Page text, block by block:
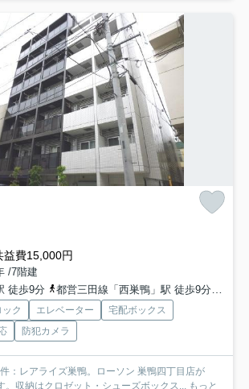
益費15,000円
/7階建
徒歩9分
都営三田線「西巣鴨」駅 徒歩9分
ク エレベーター
宅配ボックス
防犯カメラ
：レアライズ巣鴨。ローソン 巣鴨四丁目店が
。収納はクロゼット・シューズボックス... もっと